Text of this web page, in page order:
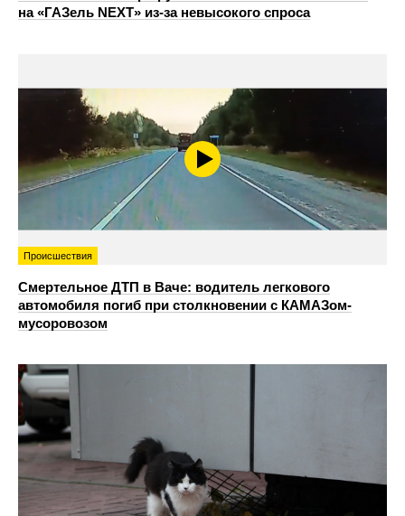
на «ГАЗель NEXT» из‑за невысокого спроса
Происшествия
Смертельное ДТП в Ваче: водитель легкового
автомобиля погиб при столкновении с КАМАЗом-
мусоровозом